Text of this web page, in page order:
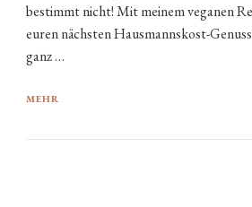
bestimmt nicht! Mit meinem veganen
euren nächsten Hausmannskost-
ganz …
MEHR